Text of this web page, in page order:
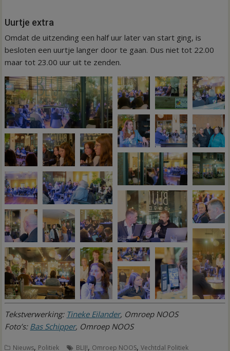
Uurtje extra
Omdat de uitzending een half uur later van start ging, is
besloten een uurtje langer door te gaan. Dus niet tot 22.00
maar tot 23.00 uur uit te zenden.
Tekstverwerking: Tineke Eilander, Omroep NOOS
Foto’s: Bas Schipper, Omroep NOOS
Nieuws, Politiek BLIJ!, Omroep NOOS,Vechtdal Politiek